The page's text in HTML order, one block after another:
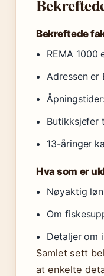
Bekreftede
REMA 1000
Adressen er
Butikksjefer
13-åringer
Hva som er
Nøyaktig
Om
Detaljer om
Samlet sett
at enkelte